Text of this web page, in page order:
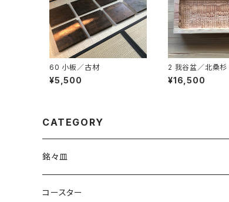
60 小板／古材
¥5,500
2 我谷盆／北桑杉
¥16,500
CATEGORY
銘々皿
コースター